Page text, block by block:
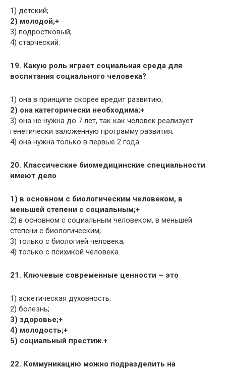
1) детский;
2) молодой;+
3) подростковый;
4) старческий.
19. Какую роль играет социальная среда для
воспитания социального человека?
1) она в принципе скорее вредит развитию;
2) она категорически необходима;+
3) она не нужна до 7 лет, так как человек реализует
генетически заложенную программу развития;
4) она нужна только в первые 2 года.
20. Классические биомедицинские специальности
имеют дело
1) в основном с биологическим человеком, в
меньшей степени с социальным;+
2) в основном с социальным человеком, в меньшей
степени с биологическим;
3) только с биологией человека;
4) только с психикой человека.
21. Ключевые современные ценности – это
1) аскетическая духовность;
2) болезнь;
3) здоровье;+
4) молодость;+
5) социальный престиж.+
22. Коммуникацию можно подразделить на